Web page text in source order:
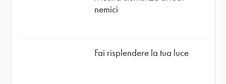
nemici
Fai risplendere la tua luce